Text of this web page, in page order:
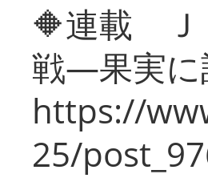
🔶連載 Ｊ
戦―果実
https://
25/